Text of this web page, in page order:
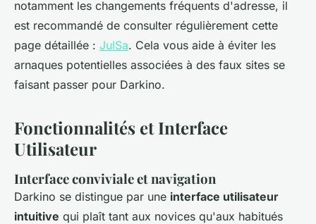
notamment les changements fréquents d'adresse, il
est recommandé de consulter régulièrement cette
page détaillée : JulSa. Cela vous aide à éviter les
arnaques potentielles associées à des faux sites se
faisant passer pour Darkino.
Fonctionnalités et Interface
Utilisateur
Interface conviviale et navigation
Darkino se distingue par une interface utilisateur
intuitive qui plaît tant aux novices qu'aux habitués